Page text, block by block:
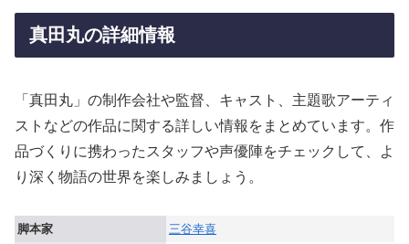
真田丸の詳細情報
「真田丸」の制作会社や監督、キャスト、主題歌アーティ
ストなどの作品に関する詳しい情報をまとめています。作
品づくりに携わったスタッフや声優陣をチェックして、よ
り深く物語の世界を楽しみましょう。
脚本家 三谷幸喜